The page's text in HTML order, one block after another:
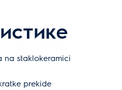
na staklokeramici
prekide